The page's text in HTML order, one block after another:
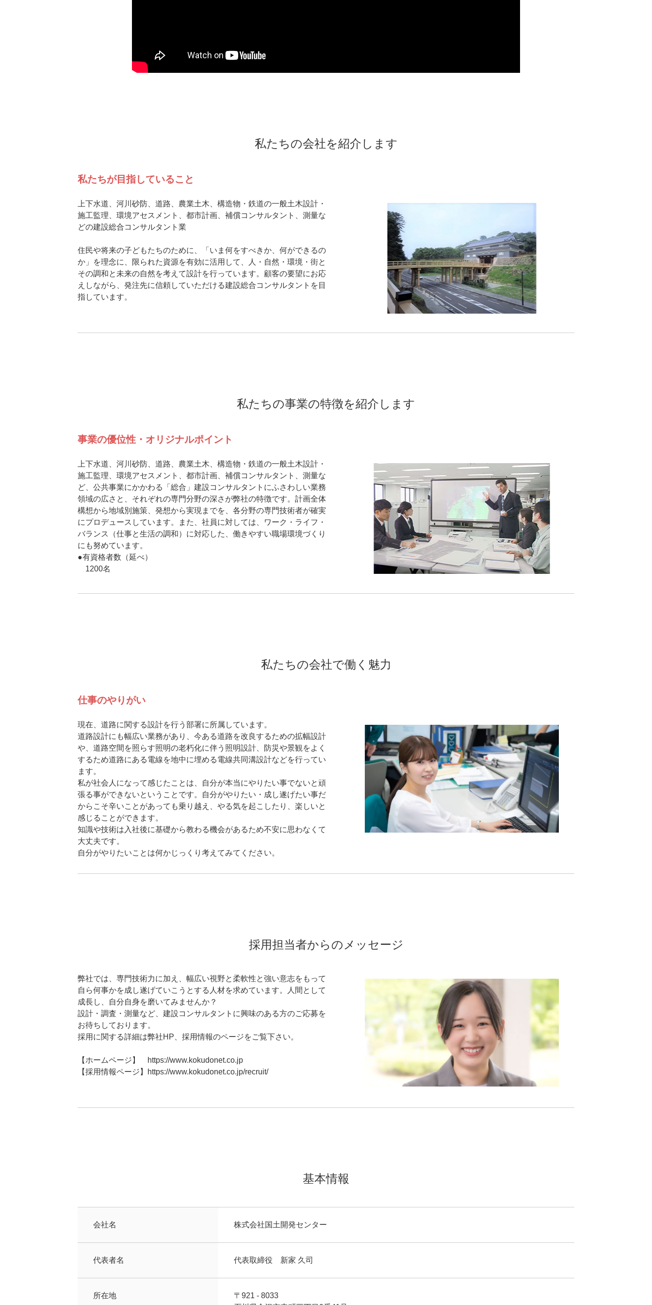
私たちの会社を紹介します
私たちが目指していること
上下水道、河川砂防、道路、農業土木、構造物・鉄道の一般土木設計・
施工監理、環境アセスメント、都市計画、補償コンサルタント、測量な
どの建設総合コンサルタント業
住民や将来の子どもたちのために、「いま何をすべきか、何ができるの
か」を理念に、限られた資源を有効に活用して、人・自然・環境・街と
その調和と未来の自然を考えて設計を行っています。顧客の要望にお応
えしながら、発注先に信頼していただける建設総合コンサルタントを目
指しています。
私たちの事業の特徴を紹介します
事業の優位性・オリジナルポイント
上下水道、河川砂防、道路、農業土木、構造物・鉄道の一般土木設計・
施工監理、環境アセスメント、都市計画、補償コンサルタント、測量な
ど、公共事業にかかわる「総合」建設コンサルタントにふさわしい業務
領域の広さと、それぞれの専門分野の深さが弊社の特徴です。計画全体
構想から地域別施策、発想から実現までを、各分野の専門技術者が確実
にプロデュースしています。また、社員に対しては、ワーク・ライフ・
バランス（仕事と生活の調和）に対応した、働きやすい職場環境づくり
にも努めています。
●有資格者数（延べ）
1200名
私たちの会社で働く魅力
仕事のやりがい
現在、道路に関する設計を行う部署に所属しています。
道路設計にも幅広い業務があり、今ある道路を改良するための拡幅設計
や、道路空間を照らす照明の老朽化に伴う照明設計、防災や景観をよく
するため道路にある電線を地中に埋める電線共同溝設計などを行ってい
ます。
私が社会人になって感じたことは、自分が本当にやりたい事でないと頑
張る事ができないということです。自分がやりたい・成し遂げたい事だ
からこそ辛いことがあっても乗り越え、やる気を起こしたり、楽しいと
感じることができます。
知識や技術は入社後に基礎から教わる機会があるため不安に思わなくて
大丈夫です。
自分がやりたいことは何かじっくり考えてみてください。
採用担当者からのメッセージ
弊社では、専門技術力に加え、幅広い視野と柔軟性と強い意志をもって
自ら何事かを成し遂げていこうとする人材を求めています。人間として
成長し、自分自身を磨いてみませんか？
設計・調査・測量など、建設コンサルタントに興味のある方のご応募を
お待ちしております。
採用に関する詳細は弊社HP、採用情報のページをご覧下さい。
【ホームページ】 https://www.kokudonet.co.jp
【採用情報ページ】https://www.kokudonet.co.jp/recruit/
基本情報
会社名 株式会社国土開発センター
代表者名 代表取締役 新家 久司
所在地
〒921 - 8033